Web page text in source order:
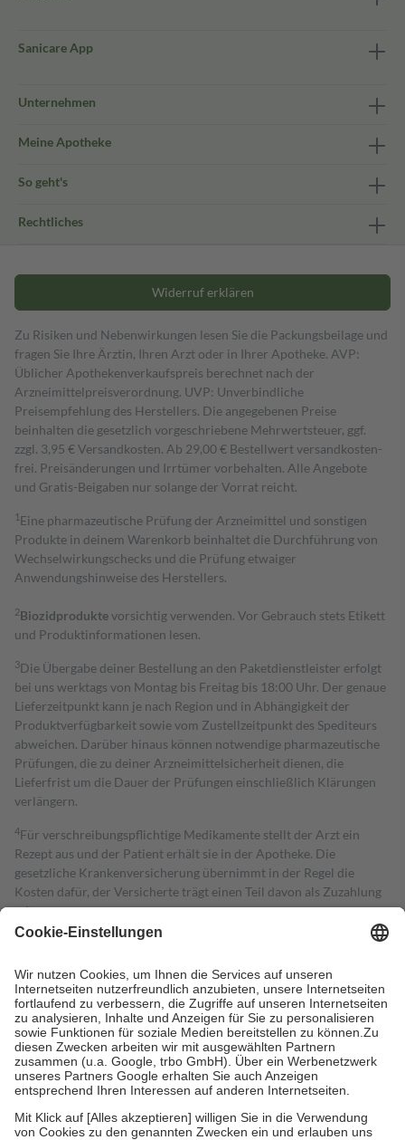
Sanicare App
Unternehmen
Meine Apotheke
So geht's
Rechtliches
Widerruf erklären
Zu Risiken und Nebenwirkungen lesen Sie die Packungsbeilage und
fragen Sie Ihre Ärztin, Ihren Arzt oder in Ihrer Apotheke. AVP:
Üblicher Apothekenverkaufspreis berechnet nach der
Arzneimittelpreisverordnung. UVP: Unverbindliche
Preisempfehlung des Herstellers. Die angegebenen Preise
beinhalten die gesetzlich vorgeschriebene Mehrwertsteuer, ggf.
zzgl. 3,95 € Versandkosten. Ab 29,00 € Bestell­wert versand­kosten­
frei. Preisänderungen und Irrtümer vorbehalten. Alle Angebote
und Gratis-Beigaben nur solange der Vorrat reicht.
1 Eine pharmazeutische Prüfung der Arzneimittel und sonstigen
Produkte in deinem Warenkorb beinhaltet die Durchführung von
Wechselwirkungschecks und die Prüfung etwaiger
Anwendungshinweise des Herstellers.
2Biozidproduktevorsichtig verwenden. Vor Gebrauch stets Etikett
und Produktinformationen lesen.
3Die Übergabe deiner Bestellung an den Paketdienstleister erfolgt
bei uns werktags von Montag bis Freitag bis 18:00 Uhr. Der genaue
Lieferzeitpunkt kann je nach Region und in Abhängigkeit der
Produktverfügbarkeit sowie vom Zustellzeitpunkt des Spediteurs
abweichen. Darüber hinaus können notwendige pharmazeutische
Prüfungen, die zu deiner Arzneimittelsicherheit dienen, die
Lieferfrist um die Dauer der Prüfungen einschließlich Klärungen
verlängern.
4Für verschreibungspflichtige Medikamente stellt der Arzt ein
Rezept aus und der Patient erhält sie in der Apotheke. Die
gesetzliche Krankenversicherung übernimmt in der Regel die
Kosten dafür, der Versicherte trägt einen Teil davon als Zuzahlung
mit.
Grundsätzlich leisten Mitglieder Zuzahlungen in Höhe von zehn
höchstens zehn Euro.
Es sind jedoch nie mehr als die tatsächlichen
Kosten der Leistung zu entrichten.
Diese Regeln gelten grundsätzlich auch für Online-Apotheken.
Bei Heilmitteln und häuslicher Krankenpflege beträgt die
Zuzahlung zehn Prozent der Kosten sowie zehn Euro je
Verordnung.
Um das Engagement der Versicherten für ihre eigene Gesundheit zu
stärken und die besondere Stellung der Familie zu unterstützen,
fallenkeine Zuzahlungenan bei: